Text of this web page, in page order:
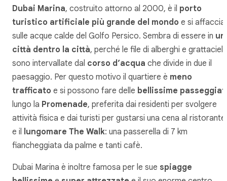
Dubai Marina, costruito attorno al 2000, è il porto
turistico artificiale più grande del mondo e si affaccia
sulle acque calde del Golfo Persico. Sembra di essere in
città dentro la città, perché le file di alberghi e grattacieli
sono intervallate dal corso d’acqua che divide in due il
paesaggio. Per questo motivo il quartiere è meno
trafficato e si possono fare delle bellissime
lungo la Promenade, preferita dai residenti per svolgere
attività fisica e dai turisti per gustarsi una cena al ristorante,
e il
lungomare The Walk: una passerella di 7 km
fiancheggiata da palme e tanti cafè.
Dubai Marina è inoltre famosa per le sue spiagge